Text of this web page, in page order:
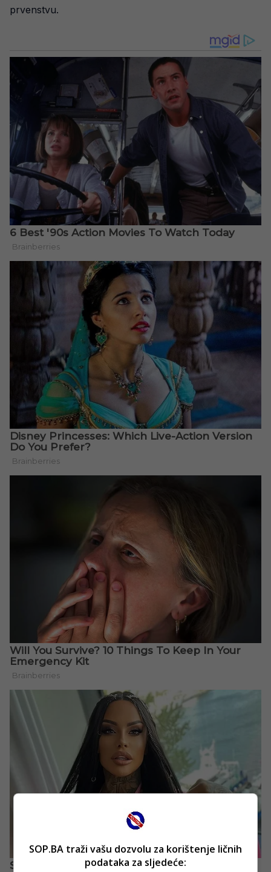
prvenstvu.
SOP.BA traži vašu dozvolu za korištenje ličnih
podataka za sljedeće: